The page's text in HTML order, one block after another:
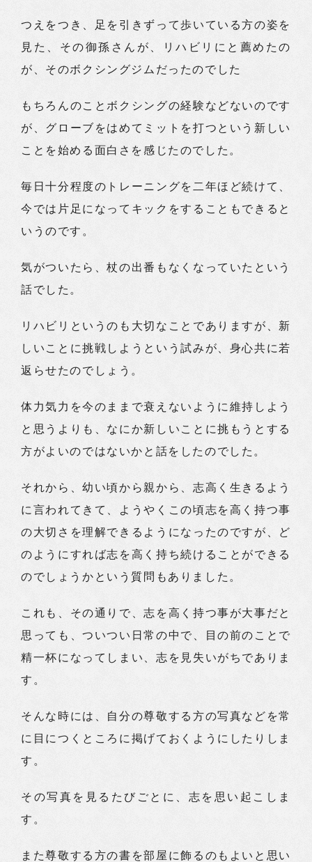
つえをつき、足を引きずって歩いている方の姿を
見た、その御孫さんが、リハビリにと薦めたの
が、そのボクシングジムだったのでした
もちろんのことボクシングの経験などないのです
が、グローブをはめてミットを打つという新しい
ことを始める面白さを感じたのでした。
毎日十分程度のトレーニングを二年ほど続けて、
今では片足になってキックをすることもできると
いうのです。
気がついたら、杖の出番もなくなっていたという
話でした。
リハビリというのも大切なことでありますが、新
しいことに挑戦しようという試みが、身心共に若
返らせたのでしょう。
体力気力を今のままで衰えないように維持しよう
と思うよりも、なにか新しいことに挑もうとする
方がよいのではないかと話をしたのでした。
それから、幼い頃から親から、志高く生きるよう
に言われてきて、ようやくこの頃志を高く持つ事
の大切さを理解できるようになったのですが、ど
のようにすれば志を高く持ち続けることができる
のでしょうかという質問もありました。
これも、その通りで、志を高く持つ事が大事だと
思っても、ついつい日常の中で、目の前のことで
精一杯になってしまい、志を見失いがちでありま
す。
そんな時には、自分の尊敬する方の写真などを常
に目につくところに掲げておくようにしたりしま
す。
その写真を見るたびごとに、志を思い起こしま
す。
また尊敬する方の書を部屋に飾るのもよいと思い